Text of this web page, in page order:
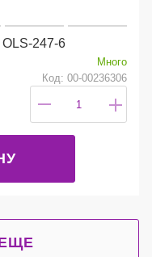
247-6
Много
Код: 00-00236306